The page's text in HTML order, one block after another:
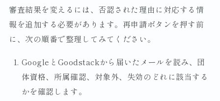
審査結果を変えるには、否認された理由に対応する情
報を追加する必要があります。再申請ボタンを押す前
に、次の順番で整理してみてください。
GoogleとGoodstackから届いたメールを読み、団
体資格、所属確認、対象外、失効のどれに該当する
かを確認します。